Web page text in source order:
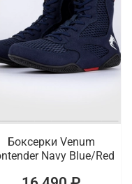
Боксерки Venum
Navy Blue/Red